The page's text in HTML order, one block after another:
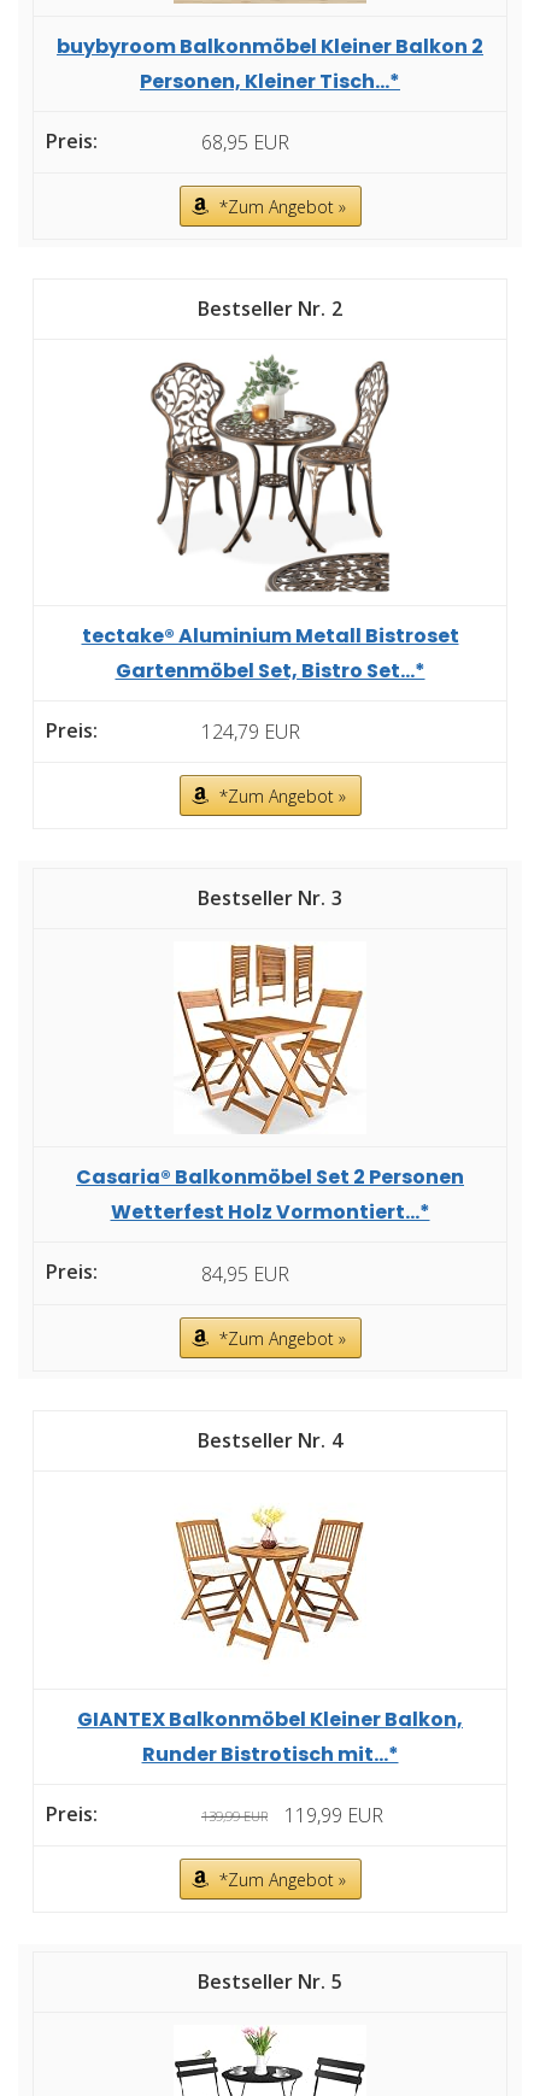
buybyroom Balkonmöbel Kleiner Balkon 2
Personen, Kleiner Tisch...*
68,95 EUR
*Zum Angebot »
2
tectake® Aluminium Metall Bistroset
Gartenmöbel Set, Bistro Set...*
124,79 EUR
*Zum Angebot »
3
Casaria® Balkonmöbel Set 2 Personen
Wetterfest Holz Vormontiert...*
84,95 EUR
*Zum Angebot »
4
GIANTEX Balkonmöbel Kleiner Balkon,
Runder Bistrotisch mit...*
139,99 EUR 119,99 EUR
*Zum Angebot »
5